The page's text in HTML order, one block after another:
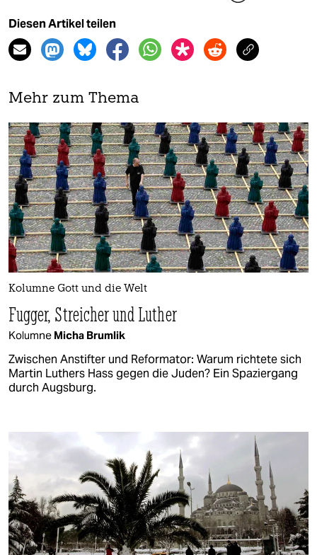
Diesen Artikel teilen
Mehr zum Thema
Kolumne Gott und die Welt
Fugger, Streicher und Luther
Kolumne Micha Brumlik
Zwischen Anstifter und Reformator: Warum richtete sich
Martin Luthers Hass gegen die Juden? Ein Spaziergang
durch Augsburg.